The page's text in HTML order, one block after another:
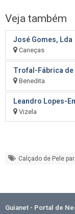
Veja também
José Gomes, Lda
Caneças
Trofal-Fábrica de
Benedita
Leandro Lopes-
Vizela
Calçado de Pele
Guianet - Portal de